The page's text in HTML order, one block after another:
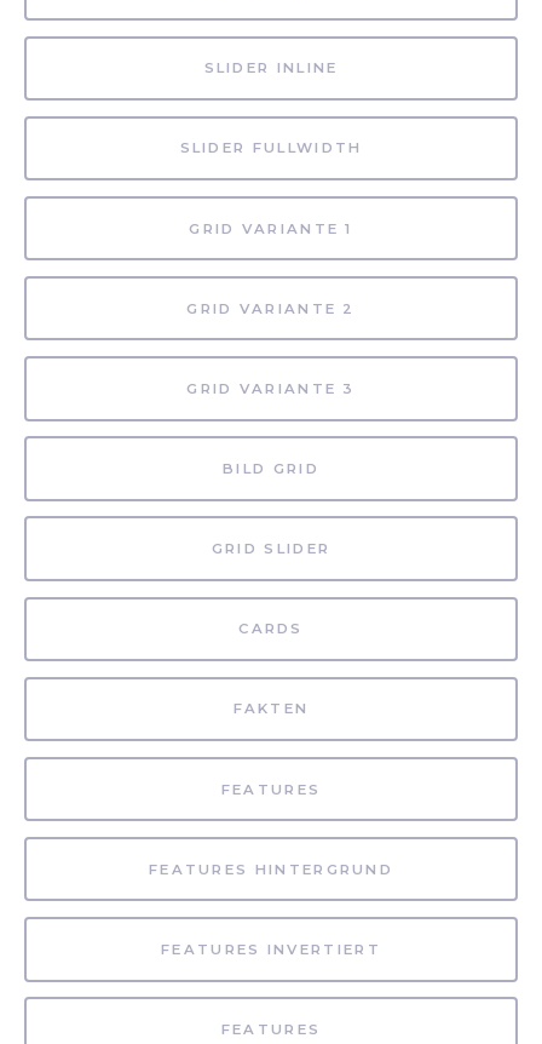
SLIDER INLINE
SLIDER FULLWIDTH
GRID VARIANTE 1
GRID VARIANTE 2
GRID VARIANTE 3
BILD GRID
GRID SLIDER
CARDS
FAKTEN
FEATURES
FEATURES HINTERGRUND
FEATURES INVERTIERT
FEATURES